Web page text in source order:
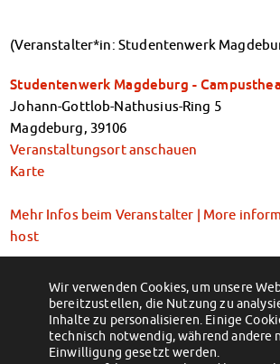
Kursangebote
Rechtsberatung
Chatberatung
FAQs Soziales & Beratung
Dokumente
AnsprechpartnerInnen
Beratung für Internationals
Wohnen für Internationals
Kulturförderung
KreativWorkshops
Magdeburger Studierendentage
AnsprechpartnerInnen
(Veranstalter*in: Studentenwerk
Studentenwerk Magdeburg -
Johann-Gottlob-Nathusius-Ring 5
Magdeburg, 39106
Veranstaltungsort anschauen
Karte
Mehr Infos beim Veranstalter | More
host
kostenfrei, ohne Anmeldung | free of
registration
Tickets oder Anmeldung | Tickets or
Wir verwenden Cookies, um unsere
bereitzustellen, die Nutzung zu
Inhalte zu personalisieren. Einige
technisch notwendig, während andere
Einwilligung gesetzt werden.